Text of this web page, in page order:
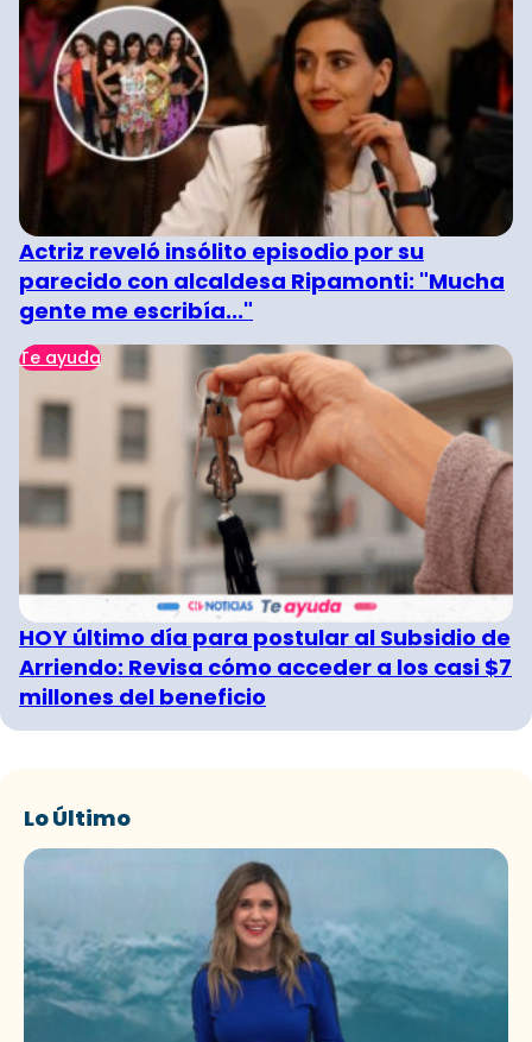
Actriz reveló insólito episodio por su
parecido con alcaldesa Ripamonti: "Mucha
gente me escribía..."
Te ayuda
HOY último día para postular al Subsidio de
Arriendo: Revisa cómo acceder a los casi $7
millones del beneficio
Lo Último